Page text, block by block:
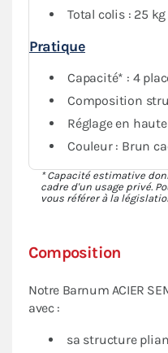
Composition
Notre Barnum ACIER
avec :
sa structure
Total colis : 25 kg
Pratique
Capacité* : 4
Composition
Réglage en
Couleur : Brun
* Capacité estimative
cadre d'un usage privé.
vous référer à la